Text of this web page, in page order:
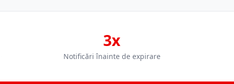
3x
Notificări înainte de expirare